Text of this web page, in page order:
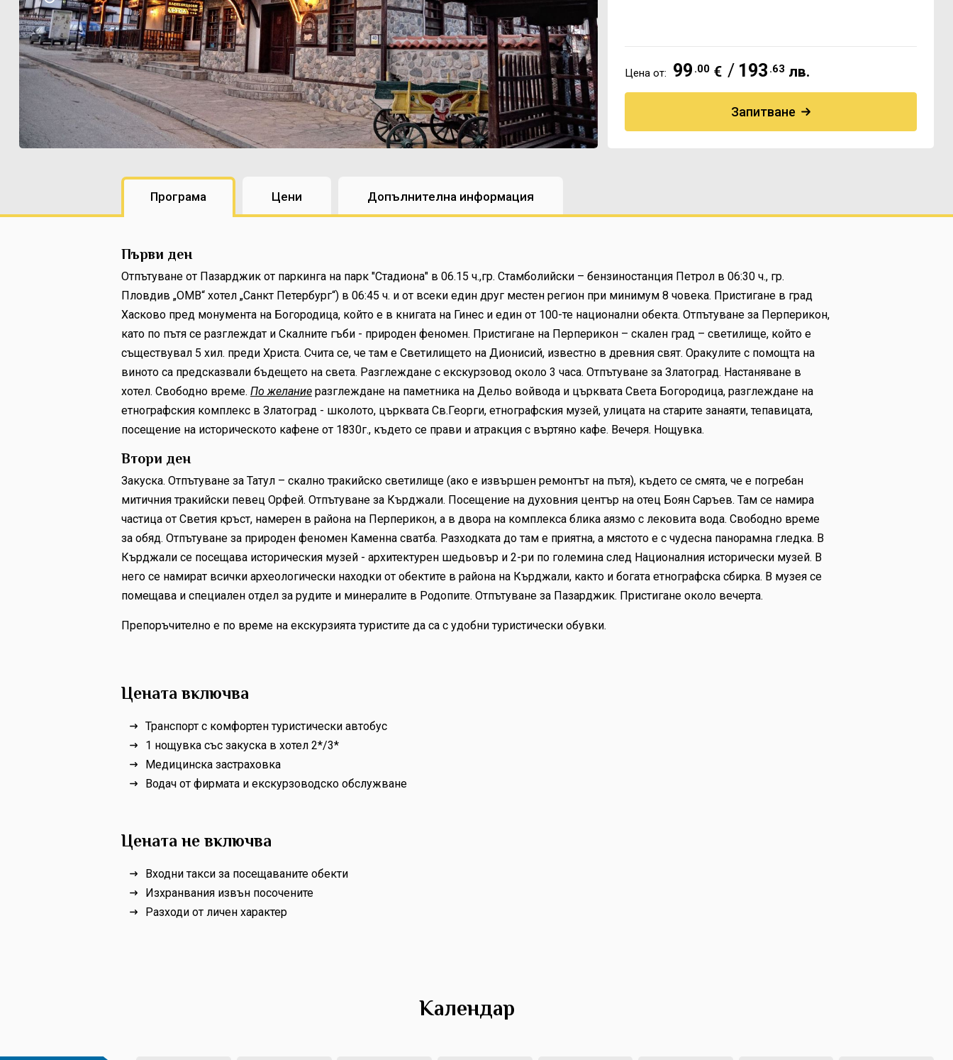
Цена от: 99 .00 € / 193 .63 лв.
Запитване
Програма Цени Допълнителна информация
Първи ден
Отпътуване от Пазарджик от паркинга на парк "Стадиона" в 06.15 ч.,гр. Стамболийски – бензиностанция Петрол в 06:30 ч., гр.
Пловдив „ОМВ“ хотел „Санкт Петербург“) в 06:45 ч. и от всеки един друг местен регион при минимум 8 човека. Пристигане в град
Хасково пред монумента на Богородица, който е в книгата на Гинес и един от 100-те национални обекта. Отпътуване за Перперикон,
като по пътя се разглеждат и Скалните гъби - природен феномен. Пристигане на Перперикон – скален град – светилище, който е
съществувал 5 хил. преди Христа. Счита се, че там е Светилището на Дионисий, известно в древния свят. Оракулите с помощта на
виното са предсказвали бъдещето на света. Разглеждане с екскурзовод около 3 часа. Отпътуване за Златоград. Настаняване в
хотел. Свободно време. По желаниеразглеждане на паметника на Дельо войвода и църквата Света Богородица, разглеждане на
етнографския комплекс в Златоград - школото, църквата Св.Георги, етнографския музей, улицата на старите занаяти, тепавицата,
посещение на историческото кафене от 1830г., където се прави и атракция с въртяно кафе. Вечеря. Нощувка.
Втори ден
Закуска. Отпътуване за Татул – скално тракийско светилище (ако е извършен ремонтът на пътя), където се смята, че е погребан
митичния тракийски певец Орфей. Отпътуване за Кърджали. Посещение на духовния център на отец Боян Саръев. Там се намира
частица от Светия кръст, намерен в района на Перперикон, а в двора на комплекса блика аязмо с лековита вода. Свободно време
за обяд. Отпътуване за природен феномен Каменна сватба. Разходката до там е приятна, а мястото е с чудесна панорамна гледка. В
Кърджали се посещава историческия музей - архитектурен шедьовър и 2-ри по големина след Националния исторически музей. В
него се намират всички археологически находки от обектите в района на Кърджали, както и богата етнографска сбирка. В музея се
помещава и специален отдел за рудите и минералите в Родопите. Отпътуване за Пазарджик. Пристигане около вечерта.
Препоръчително е по време на екскурзията туристите да са с удобни туристически обувки.
Цената включва
Транспорт с комфортен туристически автобус
1 нощувка със закуска в хотел 2*/3*
Медицинска застраховка
Водач от фирмата и екскурзоводско обслужване
Цената не включва
Входни такси за посещаваните обекти
Изхранвания извън посочените
Разходи от личен характер
Календар